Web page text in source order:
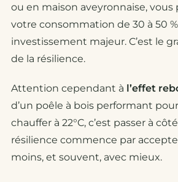
ou en maison aveyronnaise, vous
votre consommation de 30 à 50
investissement majeur. C’est le
de la résilience.
Attention cependant à l’effet
d’un poêle à bois performant
chauffer à 22°C, c’est passer à
résilience commence par
moins, et souvent, avec mieux.